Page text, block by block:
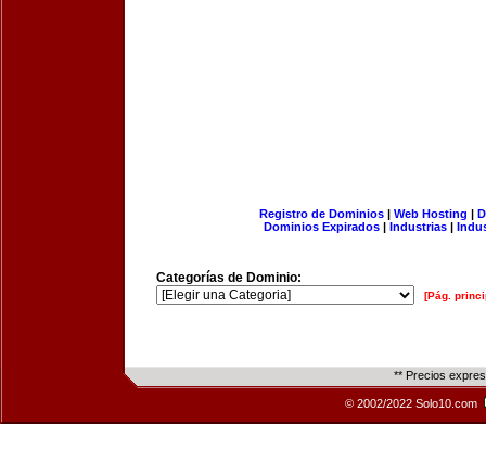
Registro de Dominios| Web Hosting |
Dominios Expirados | Industrias |
Categorías de Dominio:
[Pág.
** Precios
© 2002/2022 Solo10.com